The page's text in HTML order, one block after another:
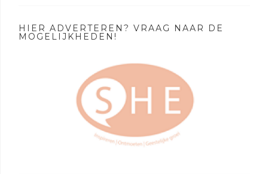
HIER ADVERTEREN? VRAAG NAAR DE
MOGELIJKHEDEN!